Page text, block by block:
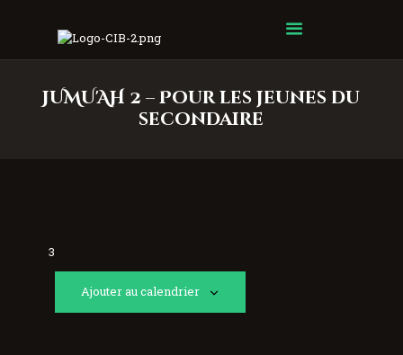
JUMU'AH 2 – Pour les jeunes du
secondaire
Centre Islamique Badr
3
Ajouter au calendrier